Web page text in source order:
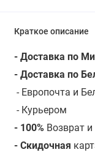
Краткое описание
- Доставка по
- Доставка по
- Европочта и
- Курьером
- 100% Возврат
- Скидочная